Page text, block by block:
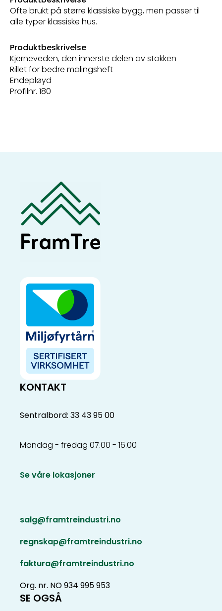
Ofte brukt på større klassiske bygg, men passer til
alle typer klassiske hus.
Produktbeskrivelse
Kjerneveden, den innerste delen av stokken
Rillet for bedre malingsheft
Endepløyd
Profilnr. 180
KONTAKT
Sentralbord: 33 43 95 00
Mandag - fredag 07.00 - 16.00
Se våre lokasjoner
salg@framtreindustri.no
regnskap@framtreindustri.no
faktura@framtreindustri.no
Org. nr. NO 934 995 953
SE OGSÅ